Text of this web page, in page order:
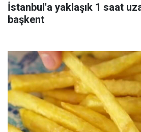
İstanbul'a yaklaşık 1 saat
başkent